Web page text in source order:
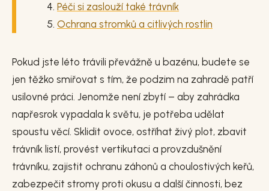
Péči si zaslouží také trávník
Ochrana stromků a citlivých rostlin
Pokud jste léto trávili převážně u bazénu, budete se
jen těžko smiřovat s tím, že podzim na zahradě patří
usilovné práci. Jenomže není zbytí – aby zahrádka
napřesrok vypadala k světu, je potřeba udělat
spoustu věcí. Sklidit ovoce, ostříhat živý plot, zbavit
trávník listí, provést vertikutaci a provzdušnění
trávníku, zajistit ochranu záhonů a choulostivých keřů,
zabezpečit stromy proti okusu a další činnosti, bez